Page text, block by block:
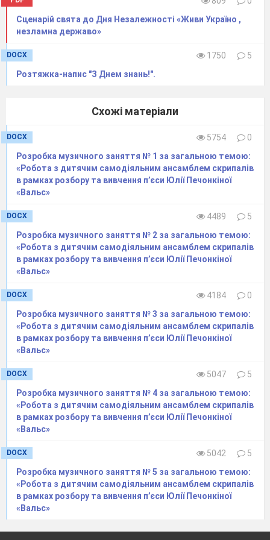
Вітаємо! Ти вмієш сортувати сміття і
знаєш, як зберегти природу!
Правила екологічної гри
«Сміття сортуй – планету
врятуй».
У грі 150 зображень та 30 карток. На
Сценарій свята до Дня Незалежності «Живи Україно ,
незламна державо»
DOCX 1750
5
Розтяжка-напис "З Днем знань!".
Схожі матеріали
DOCX 5754
0
Розробка музичного заняття № 1 за загальною темою:
«Робота з дитячим самодіяльним ансамблем скрипалів
в рамках розбору та вивчення п’єси Юлії Печонкіної
«Вальс»
DOCX 4489
5
Розробка музичного заняття № 2 за загальною темою:
«Робота з дитячим самодіяльним ансамблем скрипалів
в рамках розбору та вивчення п’єси Юлії Печонкіної
«Вальс»
DOCX 4184
0
Розробка музичного заняття № 3 за загальною темою:
«Робота з дитячим самодіяльним ансамблем скрипалів
в рамках розбору та вивчення п’єси Юлії Печонкіної
«Вальс»
DOCX 5047
5
Розробка музичного заняття № 4 за загальною темою:
«Робота з дитячим самодіяльним ансамблем скрипалів
в рамках розбору та вивчення п’єси Юлії Печонкіної
«Вальс»
DOCX 5042
5
Розробка музичного заняття № 5 за загальною темою:
«Робота з дитячим самодіяльним ансамблем скрипалів
в рамках розбору та вивчення п’єси Юлії Печонкіної
«Вальс»